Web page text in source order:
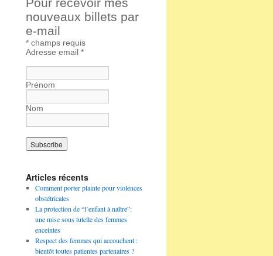
nouveaux billets par
e-mail
* champs requis
Adresse email *
Prénom
Nom
Articles récents
Comment porter plainte pour violences
obstétricales
La protection de “l’enfant à naître”:
une mise sous tutelle des femmes
enceintes
Respect des femmes qui accouchent :
bientôt toutes patientes partenaires ?